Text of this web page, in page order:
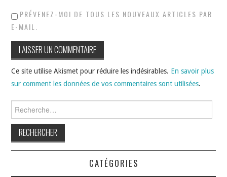
PRÉVENEZ-MOI DE TOUS LES NOUVEAUX ARTICLES PAR
E-MAIL.
Ce site utilise Akismet pour réduire les indésirables. En savoir plus
sur comment les données de vos commentaires sont utilisées.
CATÉGORIES